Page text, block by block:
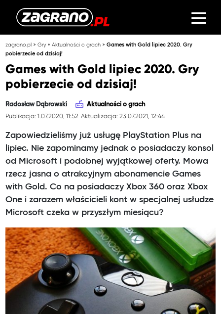
zagrano.pl »Gry»Aktualności o grach »Games with Gold lipiec 2020. Gry
pobierzecie od dzisiaj!
Games with Gold lipiec 2020. Gry
pobierzecie od dzisiaj!
Radosław Dąbrowski Aktualności o grach
Publikacja: 1.07.2020, 11:52 Aktualizacja: 23.07.2021, 12:44
Zapowiedzieliśmy już usługę PlayStation Plus na
lipiec. Nie zapominamy jednak o posiadaczy konsol
od Microsoft i podobnej wyjątkowej oferty. Mowa
rzecz jasna o atrakcyjnym abonamencie Games
with Gold. Co na posiadaczy Xbox 360 oraz Xbox
One i zarazem właścicieli kont w specjalnej usłudze
Microsoft czeka w przyszłym miesiącu?